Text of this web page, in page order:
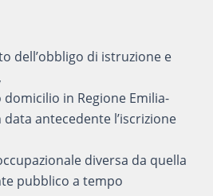
dell’obbligo di istruzione e
domicilio in Regione Emilia-
data antecedente l’iscrizione
diversa da quella
pubblico a tempo